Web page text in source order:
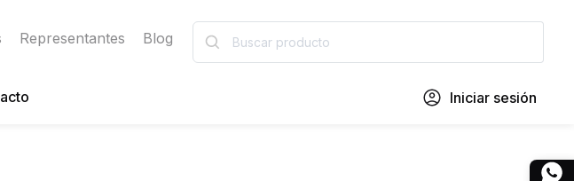
Representantes Blog
Iniciar sesión